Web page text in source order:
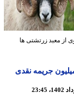
معبد زرتشتی ها
ساق پای مردان» 24 میلیون جریمه نقدی